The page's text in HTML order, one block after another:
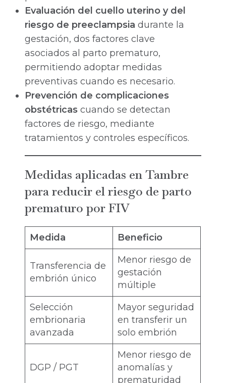
Evaluación del cuello uterino y del
riesgo de preeclampsia durante la
gestación, dos factores clave
asociados al parto prematuro,
permitiendo adoptar medidas
preventivas cuando es necesario.
Prevención de complicaciones
obstétricas cuando se detectan
factores de riesgo, mediante
tratamientos y controles específicos.
Medidas aplicadas en Tambre
para reducir el riesgo de parto
prematuro por FIV
Medida Beneficio
Transferencia de
embrión único
Menor riesgo de
gestación
múltiple
Selección
embrionaria
avanzada
Mayor seguridad
en transferir un
solo embrión
DGP / PGT
Menor riesgo de
anomalías y
prematuridad